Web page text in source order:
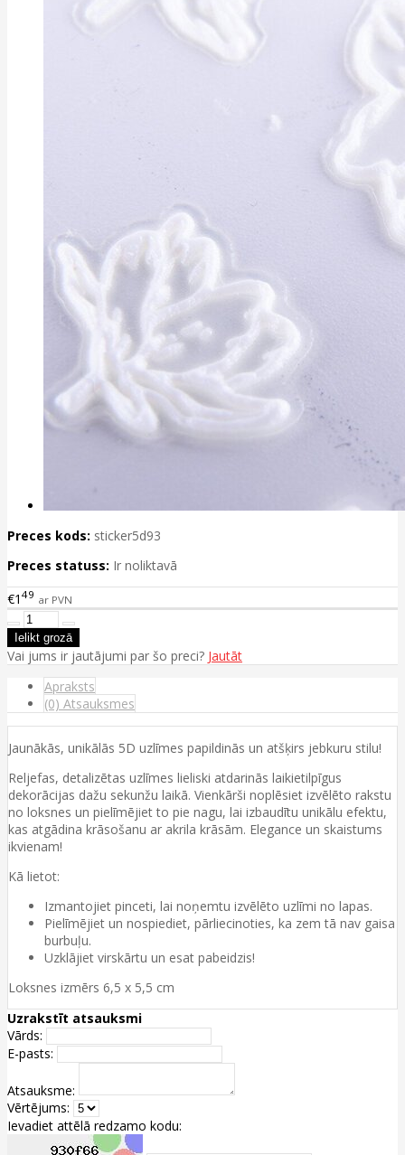
Preces kods: sticker5d93
Preces statuss: Ir noliktavā
€1 49 ar PVN
Vai jums ir jautājumi par šo preci? Jautāt
Apraksts
(0) Atsauksmes
Jaunākās, unikālās 5D uzlīmes papildinās un atšķirs jebkuru stilu!
Reljefas, detalizētas uzlīmes lieliski atdarinās laikietilpīgus
dekorācijas dažu sekunžu laikā. Vienkārši noplēsiet izvēlēto rakstu
no loksnes un pielīmējiet to pie nagu, lai izbaudītu unikālu efektu,
kas atgādina krāsošanu ar akrila krāsām. Elegance un skaistums
ikvienam!
Kā lietot:
Izmantojiet pinceti, lai noņemtu izvēlēto uzlīmi no lapas.
Pielīmējiet un nospiediet, pārliecinoties, ka zem tā nav gaisa
burbuļu.
Uzklājiet virskārtu un esat pabeidzis!
Loksnes izmērs 6,5 x 5,5 cm
Uzrakstīt atsauksmi
Vārds:
E-pasts:
Atsauksme:
Vērtējums:
Ievadiet attēlā redzamo kodu: